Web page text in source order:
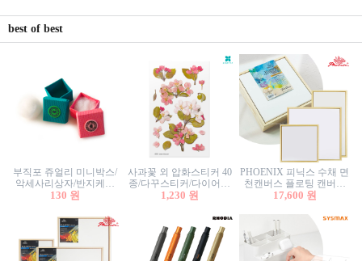
best of best
부직포 쥬얼리 미니박스/
악세사리상자/반지케이
스/반지상자/귀걸이상자/
130 원
사과꽃 외 압화스티커 40
종/다꾸스티커/다이어리
꾸미기/꽃스티커/자연물
1,230 원
PHOENIX 피닉스 수채 면
천캔버스 플로팅 캔버스
프레임세트 30x30cm/액자
17,600 원